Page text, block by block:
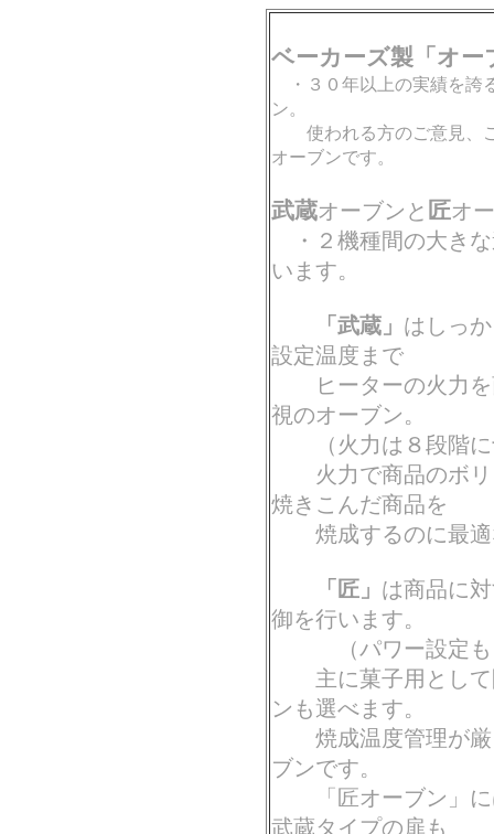
ベーカーズ製「オー
・３０年以上の実績を誇
ン。
使われる方のご意見、ご
オーブンです。
武蔵オーブンと 匠オ
・２機種間の大き
います。
「武蔵」 はしっ
設定温度まで
ヒーターの火力を
視のオーブン。
（火力は８段階に
火力で商品のボリ
焼きこんだ商品を
焼成するのに最適
「匠」 は商品に
御を行います。
（パワー設定も８
主に菓子用として
ンも選べます。
焼成温度管理が厳
ブンです。
「匠オーブン」に
武蔵タイプの扉も